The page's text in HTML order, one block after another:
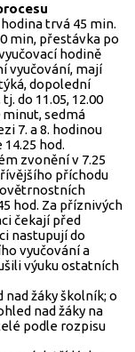
trvá 45 min.
min, přestávka po
hodině
vyučování, mají
dopolední
do 11.05, 12.00
minut, sedmá
7. a 8. hodinou
hod.
zvonění v 7.25
příchodu
hod. Za příznivých
čekají před
nastupují do
vyučování a
výuku ostatních
žáky školník; o
nad žáky na
podle rozpisu